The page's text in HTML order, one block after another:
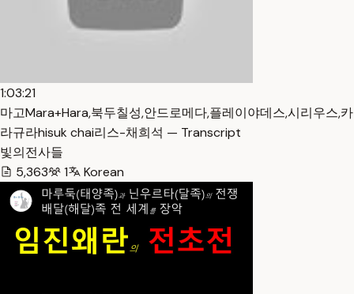
1:03:21
마고Mara+Hara,북두칠성,안드로메다,플레이야데스,시리우스,카
라규라hisuk chai리스-채희석 — Transcript
빛의전사들
5,363
1 Korean